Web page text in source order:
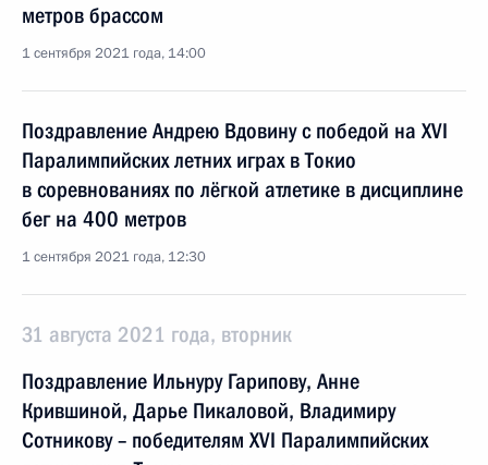
метров брассом
1 сентября 2021 года, 14:00
Поздравление Андрею Вдовину с победой на XVI
Паралимпийских летних играх в Токио
в соревнованиях по лёгкой атлетике в дисциплине
бег на 400 метров
1 сентября 2021 года, 12:30
31 августа 2021 года, вторник
Поздравление Ильнуру Гарипову, Анне
Крившиной, Дарье Пикаловой, Владимиру
Сотникову – победителям XVI Паралимпийских